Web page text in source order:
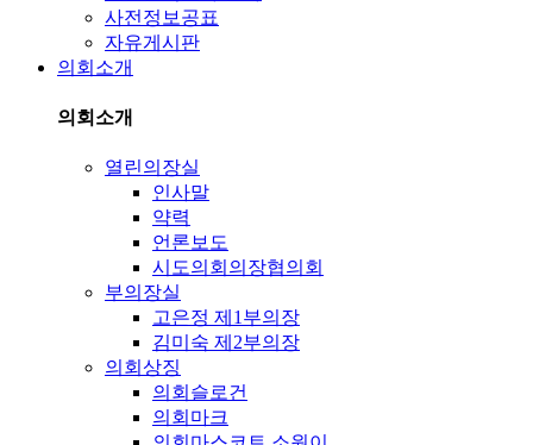
사전정보공표
자유게시판
의회소개
의회소개
열린의장실
인사말
약력
언론보도
시도의회의장협의회
부의장실
고은정 제1부의장
김미숙 제2부의장
의회상징
의회슬로건
의회마크